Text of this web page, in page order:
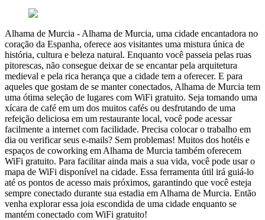
Alhama de Murcia - Alhama de Murcia, uma cidade encantadora no
coração da Espanha, oferece aos visitantes uma mistura única de
história, cultura e beleza natural. Enquanto você passeia pelas ruas
pitorescas, não consegue deixar de se encantar pela arquitetura
medieval e pela rica herança que a cidade tem a oferecer. E para
aqueles que gostam de se manter conectados, Alhama de Murcia tem
uma ótima seleção de lugares com WiFi gratuito. Seja tomando uma
xícara de café em um dos muitos cafés ou desfrutando de uma
refeição deliciosa em um restaurante local, você pode acessar
facilmente a internet com facilidade. Precisa colocar o trabalho em
dia ou verificar seus e-mails? Sem problemas! Muitos dos hotéis e
espaços de coworking em Alhama de Murcia também oferecem
WiFi gratuito. Para facilitar ainda mais a sua vida, você pode usar o
mapa de WiFi disponível na cidade. Essa ferramenta útil irá guiá-lo
até os pontos de acesso mais próximos, garantindo que você esteja
sempre conectado durante sua estadia em Alhama de Murcia. Então
venha explorar essa joia escondida de uma cidade enquanto se
mantém conectado com WiFi gratuito!